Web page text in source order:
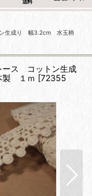
送料
トン生成り 幅3.2cm 水玉柄
ース コットン生成
１ｍ [72355